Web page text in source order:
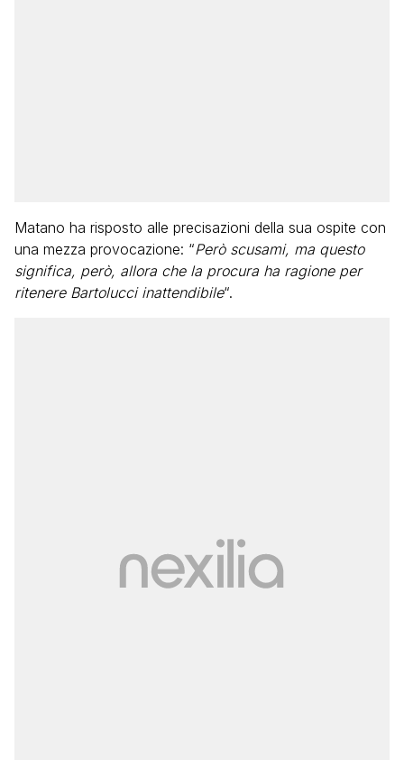
Matano ha risposto alle precisazioni della sua ospite con
una mezza provocazione: “Però scusami, ma questo
significa, però, allora che la procura ha ragione per
ritenere Bartolucci inattendibile“.